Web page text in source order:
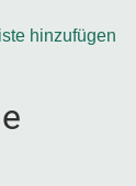
hinzufügen